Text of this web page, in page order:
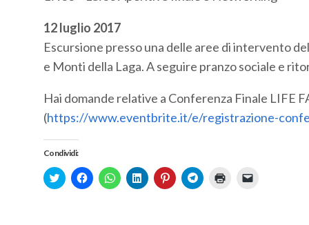
12 luglio 2017
Escursione presso una delle aree di intervento
e Monti della Laga. A seguire pranzo sociale e
Hai domande relative a Conferenza Finale LIFE
(https://www.eventbrite.it/e/registrazione-
Condividi:
Click
to
Fai
clic
Fai
clic
Fai
clic
Fai
clic
Fai
clic